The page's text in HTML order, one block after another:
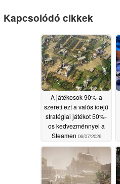
Kapcsolódó cikkek
A játékosok 90%-a
szereti ezt a valós idejű
stratégiai játékot 50%-
os kedvezménnyel a
Steamen 06/07/2026